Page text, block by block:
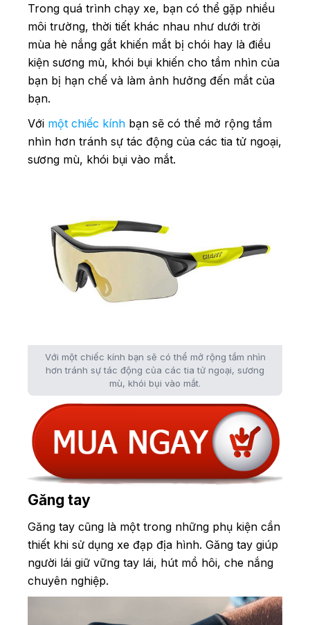
Trong quá trình chạy xe, bạn có thể gặp nhiều
môi trường, thời tiết khác nhau như dưới trời
mùa hè nắng gắt khiến mắt bị chói hay là điều
kiện sương mù, khói bụi khiến cho tầm nhìn của
bạn bị hạn chế và làm ảnh hưởng đến mắt của
bạn.
Với một chiếc kính bạn sẽ có thể mở rộng tầm
nhìn hơn tránh sự tác động của các tia tử ngoại,
sương mù, khói bụi vào mắt.
Với một chiếc kính bạn sẽ có thể mở rộng tầm nhìn
hơn tránh sự tác động của các tia tử ngoại, sương
mù, khói bụi vào mắt.
Găng tay
Găng tay cũng là một trong những phụ kiện cần
thiết khi sử dụng xe đạp địa hình. Găng tay giúp
người lái giữ vững tay lái, hút mồ hôi, che nắng
chuyên nghiệp.